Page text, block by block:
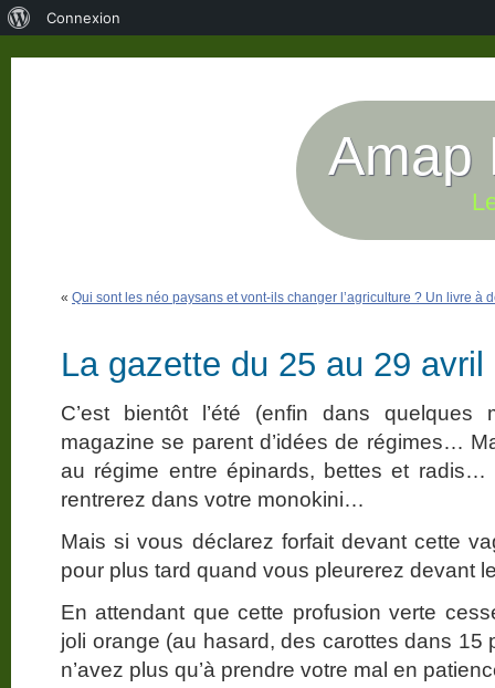
Amap
« Qui sont les néo paysans et vont-ils changer l’agriculture ? Un livre à
La gazette du 25 au 29 avril
C’est bientôt l’été (enfin dans
magazine se parent d’idées de régimes…
au régime entre épinards, bettes et
rentrerez dans votre monokini…
Mais si vous déclarez forfait devant cette
pour plus tard quand vous pleurerez devant
En attendant que cette profusion verte
joli orange (au hasard, des carottes dans 15
n’avez plus qu’à prendre votre mal en
Connexion